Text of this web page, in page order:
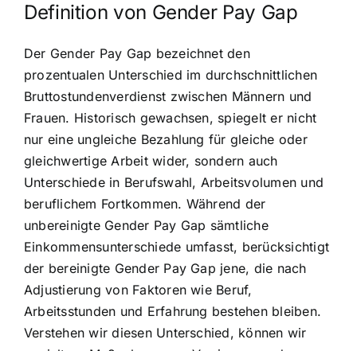
Definition von Gender Pay Gap
Der Gender Pay Gap bezeichnet den
prozentualen Unterschied im durchschnittlichen
Bruttostundenverdienst zwischen Männern und
Frauen. Historisch gewachsen, spiegelt er nicht
nur eine ungleiche Bezahlung für gleiche oder
gleichwertige Arbeit wider, sondern auch
Unterschiede in Berufswahl, Arbeitsvolumen und
beruflichem Fortkommen. Während der
unbereinigte Gender Pay Gap sämtliche
Einkommensunterschiede umfasst, berücksichtigt
der bereinigte Gender Pay Gap jene, die nach
Adjustierung von Faktoren wie Beruf,
Arbeitsstunden und Erfahrung bestehen bleiben.
Verstehen wir diesen Unterschied, können wir